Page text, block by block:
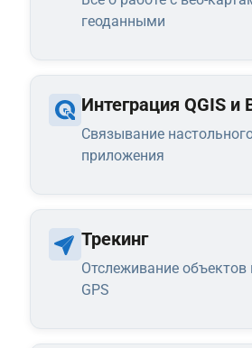
геоданными
Интеграция QGIS и
Связывание
приложения
Трекинг
Отслеживание объектов
GPS